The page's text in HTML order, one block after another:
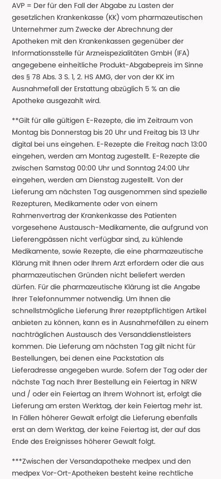
AVP = Der für den Fall der Abgabe zu Lasten der
gesetzlichen Krankenkasse (KK) vom pharmazeutischen
Unternehmer zum Zwecke der Abrechnung der
Apotheken mit den Krankenkassen gegenüber der
Informationsstelle für Arzneispezialitäten GmbH (IFA)
angegebene einheitliche Produkt-Abgabepreis im Sinne
des § 78 Abs. 3 S. 1, 2. HS AMG, der von der KK im
Ausnahmefall der Erstattung abzüglich 5 % an die
Apotheke ausgezahlt wird.
**Gilt für alle gültigen E-Rezepte, die im Zeitraum von
Montag bis Donnerstag bis 20 Uhr und Freitag bis 13 Uhr
digital bei uns eingehen. E-Rezepte die Freitag nach 13:00
eingehen, werden am Montag zugestellt. E-Rezepte die
zwischen Samstag 00:00 Uhr und Sonntag 24:00 Uhr
eingehen, werden am Dienstag zugestellt. Von der
Lieferung am nächsten Tag ausgenommen sind spezielle
Rezepturen, Medikamente oder von einem
Rahmenvertrag der Krankenkasse des Patienten
vorgesehene Austausch-Medikamente, die aufgrund von
Lieferengpässen nicht verfügbar sind, zu kühlende
Medikamente, sowie Rezepte, die eine pharmazeutische
Klärung mit Ihnen oder Ihrem Arzt erfordern oder die aus
pharmazeutischen Gründen nicht beliefert werden
dürfen. Für die pharmazeutische Klärung ist die Angabe
Ihrer Telefonnummer notwendig. Um Ihnen die
schnellstmögliche Lieferung Ihrer rezeptpflichtigen Artikel
anbieten zu können, kann es in Ausnahmefällen zu einem
nachträglichen Austausch des Versanddienstleisters
kommen. Die Lieferung am nächsten Tag gilt nicht für
Bestellungen, bei denen eine Packstation als
Lieferadresse angegeben wurde. Sofern der Tag oder der
nächste Tag nach Ihrer Bestellung ein Feiertag in NRW
und / oder ein Feiertag an Ihrem Wohnort ist, erfolgt die
Lieferung am ersten Werktag, der kein Feiertag mehr ist.
In Fällen höherer Gewalt erfolgt die Lieferung ebenfalls
erst an dem Werktag, der keine Feiertag ist, der auf das
Ende des Ereignisses höherer Gewalt folgt.
***Zwischen der Versandapotheke medpex und den
medpex Vor-Ort-Apotheken besteht keine rechtliche